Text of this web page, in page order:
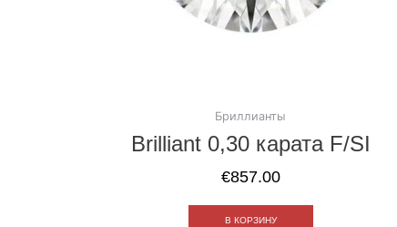
Бриллианты
Brilliant 0,30 карата F/SI
€857.00
В КОРЗИНУ